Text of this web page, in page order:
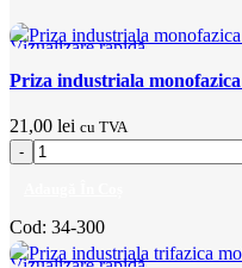
Vizualizare rapidă
Adaugă la favorite
Priza industriala
21,00 lei cu TVA
Cod: 34-300